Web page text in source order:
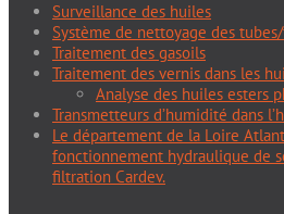
Surveillance des huiles
Système de nettoyage des
Traitement des gasoils
Traitement des vernis dans les
Analyse des huiles esters
Transmetteurs d’humidité dans
Le département de la Loire
fonctionnement hydraulique de
filtration Cardev.